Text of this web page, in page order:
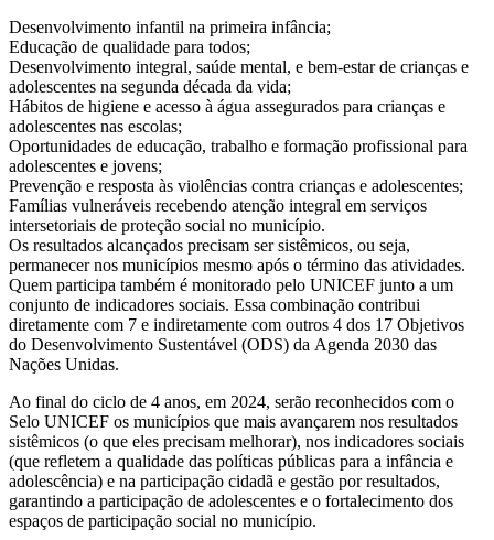
Desenvolvimento infantil na primeira infância;
Educação de qualidade para todos;
Desenvolvimento integral, saúde mental, e bem-estar de crianças e
adolescentes na segunda década da vida;
Hábitos de higiene e acesso à água assegurados para crianças e
adolescentes nas escolas;
Oportunidades de educação, trabalho e formação profissional para
adolescentes e jovens;
Prevenção e resposta às violências contra crianças e adolescentes;
Famílias vulneráveis recebendo atenção integral em serviços
intersetoriais de proteção social no município.
Os resultados alcançados precisam ser sistêmicos, ou seja,
permanecer nos municípios mesmo após o término das atividades.
Quem participa também é monitorado pelo UNICEF junto a um
conjunto de indicadores sociais. Essa combinação contribui
diretamente com 7 e indiretamente com outros 4 dos 17 Objetivos
do Desenvolvimento Sustentável (ODS) da Agenda 2030 das
Nações Unidas.
Ao final do ciclo de 4 anos, em 2024, serão reconhecidos com o
Selo UNICEF os municípios que mais avançarem nos resultados
sistêmicos (o que eles precisam melhorar), nos indicadores sociais
(que refletem a qualidade das políticas públicas para a infância e
adolescência) e na participação cidadã e gestão por resultados,
garantindo a participação de adolescentes e o fortalecimento dos
espaços de participação social no município.